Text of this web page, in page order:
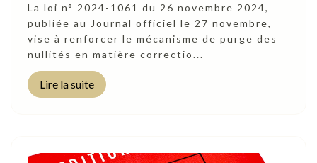
La loi n° 2024-1061 du 26 novembre 2024,
publiée au Journal officiel le 27 novembre,
vise à renforcer le mécanisme de purge des
nullités en matière correctio...
Lire la suite